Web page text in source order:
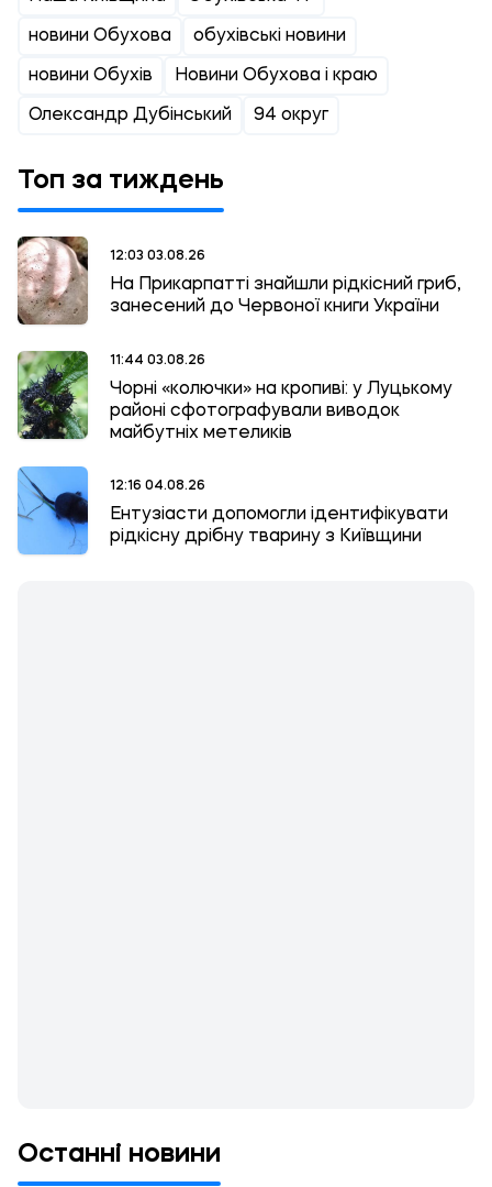
новини Обухова обухівські новини
новини Обухів Новини Обухова і краю
Олександр Дубінський 94 округ
Топ за тиждень
12:03 03.08.26
На Прикарпатті знайшли рідкісний гриб,
занесений до Червоної книги України
11:44 03.08.26
Чорні «колючки» на кропиві: у Луцькому
районі сфотографували виводок
майбутніх метеликів
12:16 04.08.26
Ентузіасти допомогли ідентифікувати
рідкісну дрібну тварину з Київщини
Останні новини